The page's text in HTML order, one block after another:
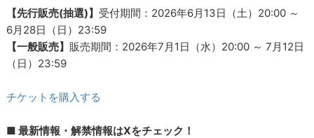
【先行販売(抽選)】 受付期間：2026年6月13日（土）20:00 ～
6月28日（日）23:59
【一般販売】 販売期間：2026年7月1日（水）20:00 ～ 7月12日
（日）23:59
チケットを購入する
■ 最新情報・解禁情報はXをチェック！